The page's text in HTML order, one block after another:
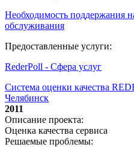
Необходимость поддержания
обслуживания
Предоставленные услуги:
RederPoll - Сфера услуг
Система оценки качества
Челябинск
2011
Описание проекта:
Оценка качества сервиса
Решаемые проблемы: